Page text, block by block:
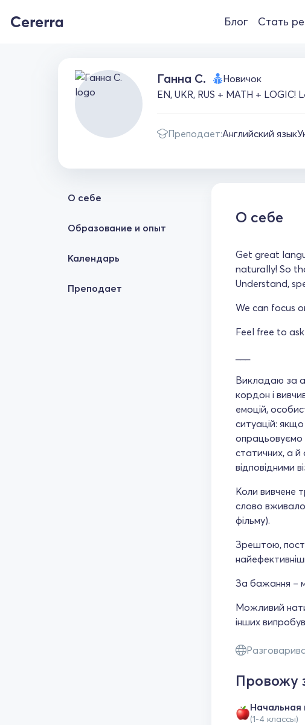
Блог Стать
Ганна С.
Новичок
EN, UKR, RUS + MATH + LOGIC!
Преподает:Английский язык
О себе
Образование и опыт
Календарь
Преподает
О себе
Get great
naturally! So
Understand,
We can focus
Feel free to
Викладаю за
кордон і
емоцій,
ситуацій:
опрацьовуємо
статичних, а й
відповідними
Коли вивчене
слово
фільму).
Зрештою,
За бажання –
Можливий
інших
Провожу
Начальная
(1-4 классы)